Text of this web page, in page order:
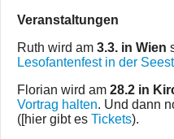
Veranstaltungen
Ruth wird am 3.3. in Wien
Lesofantenfest in der
Florian wird am 28.2 in
Vortrag halten. Und dann
([hier gibt es Tickets).